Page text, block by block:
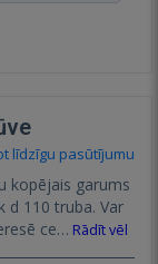
līdzīgu pasūtījumu
ce… Rādīt vēl